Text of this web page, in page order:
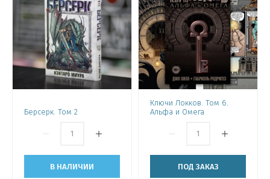
Берсерк. Том 2
В НАЛИЧИИ
Ключи Локков. Том 6.
Альфа и Омега
ПОД ЗАКАЗ